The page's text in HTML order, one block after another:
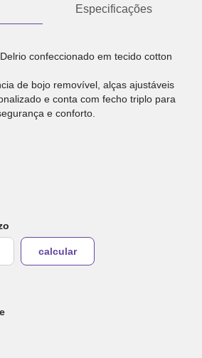
Especificações
confeccionado em tecido cotton
de bojo removível, alças ajustáveis
e conta com fecho triplo para
e conforto.